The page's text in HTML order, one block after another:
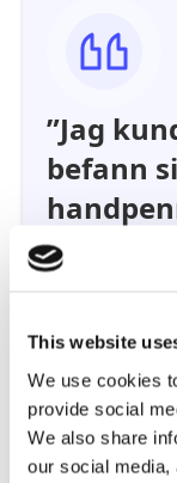
This website
We use cookies
provide social
We also share
our social media,
”Jag
befann
Tack
smidigt